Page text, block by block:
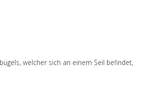
welcher sich an einem Seil befindet,